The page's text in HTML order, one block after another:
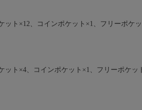
ット×12、コインポケット×1、フリーポケ
ット×4、コインポケット×1、フリーポケッ